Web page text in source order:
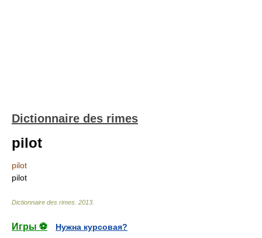
Dictionnaire des rimes
pilot
pilot
pilot
Dictionnaire des rimes 2013
Игры ⚽
Нужна курсовая?